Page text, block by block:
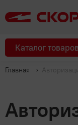
Каталог товаров
Главная